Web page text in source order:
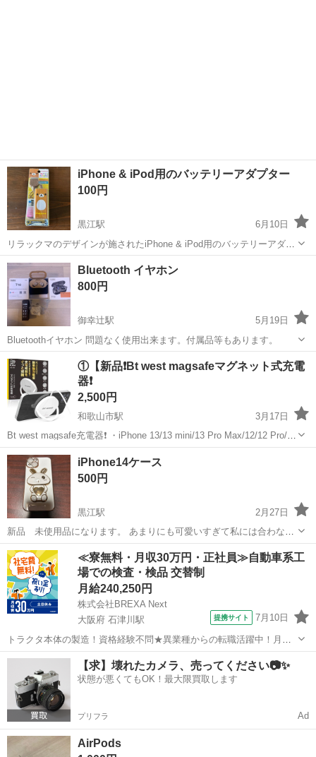
iPhone & iPod用のバッテリーアダプター
100円
黒江駅
6月10日
リラックマのデザインが施されたiPhone & iPod用のバッテリーアダプ
ター。 単3電池1本で動作し、iPhone 4、iPhone 3GS、iPhone 3G、
iPod touch、iPod nano、iPod cla...
和歌山 和歌山市 その他
Bluetooth イヤホン
800円
御幸辻駅
5月19日
Bluetoothイヤホン 問題なく使用出来ます。付属品等もあります。
和歌山 橋本市 御幸辻駅 Bluetooth
①【新品❗️Bt west magsafeマグネット式充電
器❗️
2,500円
和歌山市駅
3月17日
Bt west magsafe充電器❗️ ・iPhone 13/13 mini/13 Pro Max/12/12 Pro/12
mini/12 Pro Max対応！ ・magsafeリングスタンド マグセーフ充電
器 ...
和歌山 和歌山市
iPhone14ケース
500円
黒江駅
2月27日
新品 未使用品になります。 あまりにも可愛いすぎて私には合わない
ので どなたかにお譲りします。 紀三井寺オオクワ店にて受け渡し希望
します。 よろしくお願い致します。
和歌山 和歌山市 黒江駅 その他 譲り
≪寮無料・月収30万円・正社員≫自動車系工
場での検査・検品 交替制
月給240,250円
株式会社BREXA Next
大阪府 石津川駅
提携サイト 7月10日
トラクタ本体の製造！資格経験不問★異業種からの転職活躍中！月収
例29万円以上！生活支援物資事前対応可◎即日入寮OK！寮費はずっと
無料＆備品付き1R寮完備！赴任旅費会社負担！工場まで無料送迎あり
◎《大阪府堺市》 人気の工場の...
大阪 堺市 石津川駅
【求】壊れたカメラ、売ってください📷✨
状態が悪くてもOK！最大限買取します
プリフラ Ad
AirPods